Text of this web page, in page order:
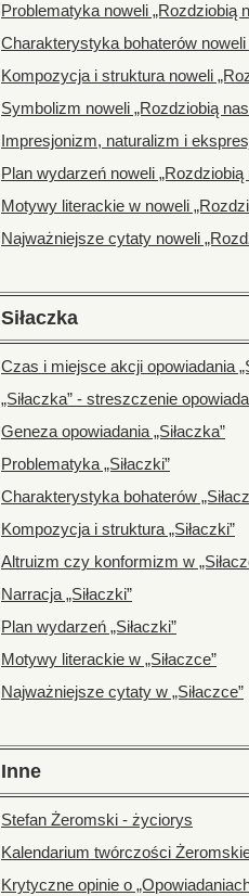
Problematyka noweli „Rozdziobią
Charakterystyka bohaterów
Kompozycja i struktura noweli
Symbolizm noweli „Rozdziobią
Impresjonizm, naturalizm i
Plan wydarzeń noweli
Motywy literackie w noweli
Najważniejsze cytaty noweli
Siłaczka
Czas i miejsce akcji opowiadania
„Siłaczka” - streszczenie
Geneza opowiadania „Siłaczka”
Problematyka „Siłaczki”
Charakterystyka bohaterów
Kompozycja i struktura „Siłaczki”
Altruizm czy konformizm w
Narracja „Siłaczki”
Plan wydarzeń „Siłaczki”
Motywy literackie w „Siłaczce”
Najważniejsze cytaty w „Siłaczce”
Inne
Stefan Żeromski - życiorys
Kalendarium twórczości
Krytyczne opinie o